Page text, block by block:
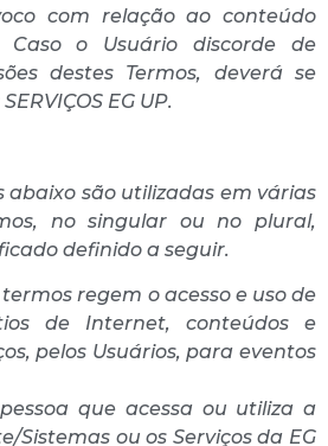
com relação ao conteúdo
Caso o Usuário discorde de
destes Termos, deverá se
EG UP.
abaixo são utilizadas em várias
no singular ou no plural,
definido a seguir.
termos regem o acesso e uso de
de Internet, conteúdos e
pelos Usuários, para eventos
que acessa ou utiliza a
Sistemas ou os Serviços da EG